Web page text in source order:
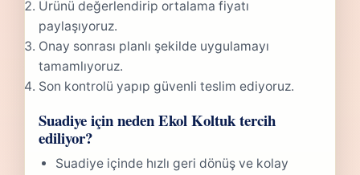
Ürünü değerlendirip ortalama fiyatı
paylaşıyoruz.
Onay sonrası planlı şekilde uygulamayı
tamamlıyoruz.
Son kontrolü yapıp güvenli teslim ediyoruz.
Suadiye için neden Ekol Koltuk tercih
ediliyor?
Suadiye içinde hızlı geri dönüş ve kolay